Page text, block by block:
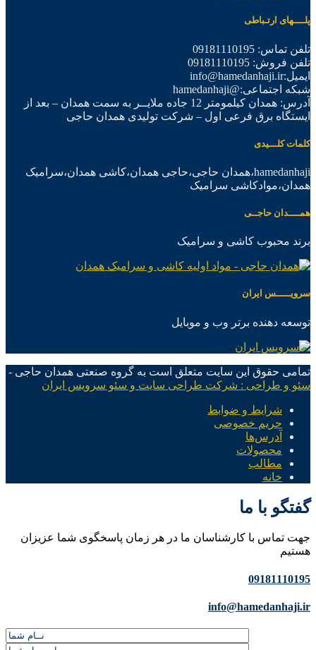
پلــــهای ارتـباطی
تلفن تماس: 09181110195
تلفن فروش: 09181110195
ایمیل:info@hamedanhaji.ir
شبکه اجتماعی:@hamedanhaji
آدرس: همدان کیلمومتر 12 جاده ملایــر به سمت همدان – بعد از
ایستگاه برق فرعی اول – شرکت تولیدی همدان حاجی
کلمات کلـــیدی
hamedanhaji،همدان حاجی،حاجی همدان،کاشی همدان،سرامیک
همدان،موادکاشی سرامیک
همــــدان حاجــی
برند محبوب کاشی و سرامیک
سرویـــــس ایران
توسعه دهنده برتر وب و موبایل
تمامی حقوق این سایت متعلق است به گروه صنعتی همدان حاجی -
سئو و طراحی : شرکت طراحی سایت و سئو سرویس ایران
شرایط و ضوابط
حریم خصوصی
آدرس‌ها
محصولات
مطالب
خانه
گفتگو با ما
جهت تماس با کارشناسان ما در هر زمان پاسخگوی شما عزیزان
هستیم
09181110195
info@hamedanhaji.ir